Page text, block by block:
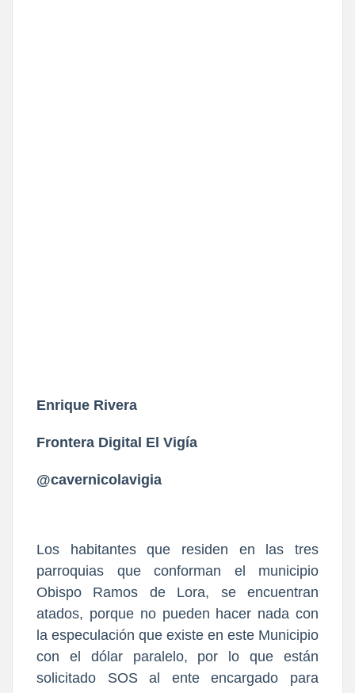
Enrique Rivera
Frontera Digital El Vigía
@cavernicolavigia
Los habitantes que residen en las tres
parroquias que conforman el municipio
Obispo Ramos de Lora, se encuentran
atados, porque no pueden hacer nada con
la especulación que existe en este Municipio
con el dólar paralelo, por lo que están
solicitado SOS al ente encargado para